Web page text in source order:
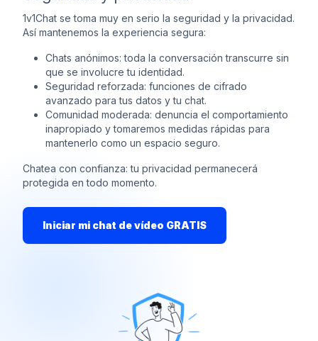
1v1Chat se toma muy en serio la seguridad y la privacidad.
Así mantenemos la experiencia segura:
Chats anónimos: toda la conversación transcurre sin
que se involucre tu identidad.
Seguridad reforzada: funciones de cifrado
avanzado para tus datos y tu chat.
Comunidad moderada: denuncia el comportamiento
inapropiado y tomaremos medidas rápidas para
mantenerlo como un espacio seguro.
Chatea con confianza: tu privacidad permanecerá
protegida en todo momento.
Iniciar mi chat de vídeo GRATIS